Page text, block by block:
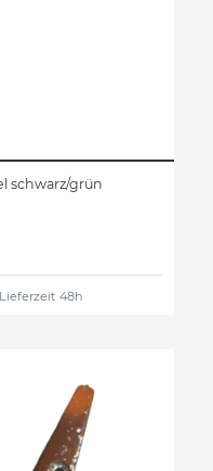
schwarz/grün
48h